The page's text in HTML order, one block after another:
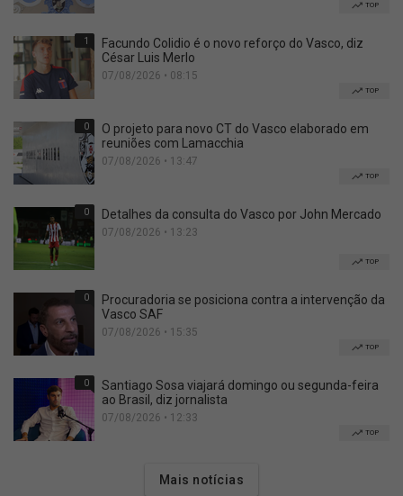
TOP
1
Facundo Colidio é o novo reforço do Vasco, diz
César Luis Merlo
07/08/2026 • 08:15
TOP
0
O projeto para novo CT do Vasco elaborado em
reuniões com Lamacchia
07/08/2026 • 13:47
TOP
0 Detalhes da consulta do Vasco por John Mercado
07/08/2026 • 13:23
TOP
0
Procuradoria se posiciona contra a intervenção da
Vasco SAF
07/08/2026 • 15:35
TOP
0
Santiago Sosa viajará domingo ou segunda-feira
ao Brasil, diz jornalista
07/08/2026 • 12:33
TOP
Mais notícias